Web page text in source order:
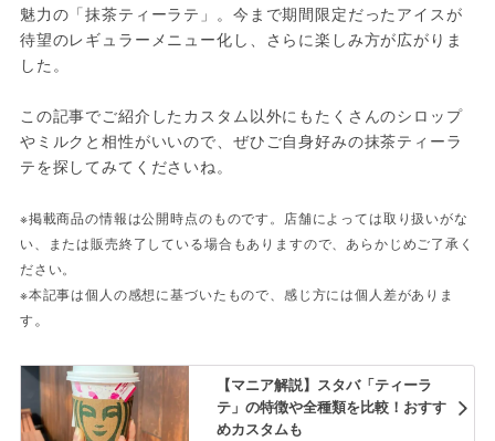
魅力の「抹茶ティーラテ」。今まで期間限定だったアイスが
待望のレギュラーメニュー化し、さらに楽しみ方が広がりま
した。
この記事でご紹介したカスタム以外にもたくさんのシロップ
やミルクと相性がいいので、ぜひご自身好みの抹茶ティーラ
テを探してみてくださいね。
※掲載商品の情報は公開時点のものです。店舗によっては取り扱いがな
い、または販売終了している場合もありますので、あらかじめご了承く
ださい。
※本記事は個人の感想に基づいたもので、感じ方には個人差がありま
す。
【マニア解説】スタバ「ティーラ
テ」の特徴や全種類を比較！おすす
めカスタムも